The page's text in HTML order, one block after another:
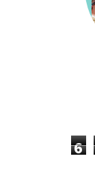
6